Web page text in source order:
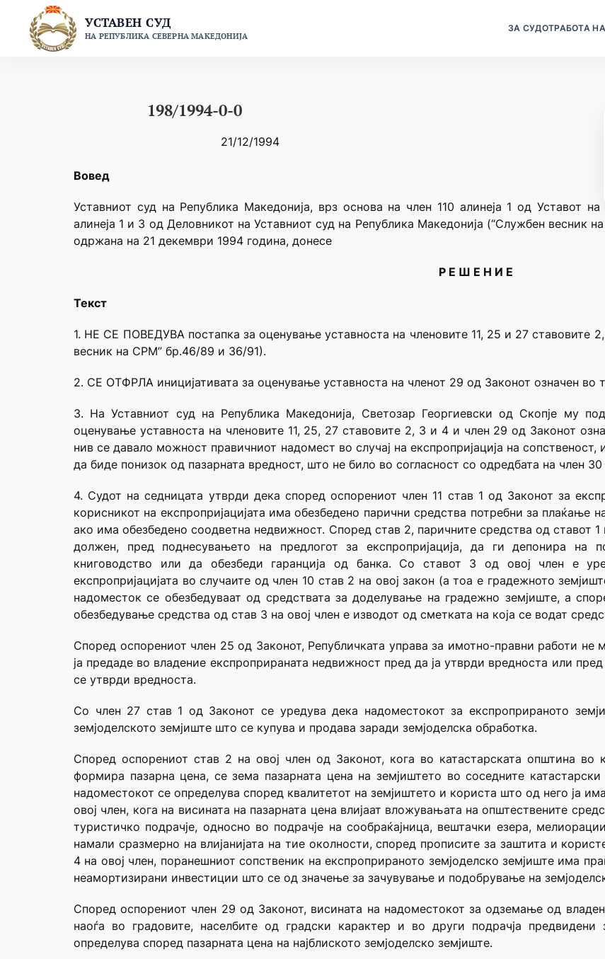
content
УСТАВЕН СУД
НА РЕПУБЛИКА СЕВЕРНА МАКЕДОНИЈА
ЗА СУДОТРАБОТА
198/1994-0-0
21/12/1994
Вовед
Уставниот суд на Република Македонија, врз основа на член 110 алинеја 1 од Уставот
алинеја 1 и 3 од Деловникот на Уставниот суд на Република Македонија (“Службен весник
одржана на 21 декември 1994 година, донесе
Р Е Ш Е Н И Е
Текст
1. НЕ СЕ ПОВЕДУВА постапка за оценување уставноста на членовите 11, 25 и 27 ставовите
весник на СРМ” бр.46/89 и 36/91).
2. СЕ ОТФРЛА иницијативата за оценување уставноста на членот 29 од Законот означен во
3. На Уставниот суд на Република Македонија, Светозар Георгиевски од Скопје му
оценување уставноста на членовите 11, 25, 27 ставовите 2, 3 и 4 и член 29 од Законот
нив се давало можност правичниот надомест во случај на експропријација на
да биде понизок од пазарната вредност, што не било во согласност со одредбата на член
4. Судот на седницата утврди дека според оспорениот член 11 став 1 од Законот за
корисникот на експропријацијата има обезбедено парични средства потребни за плаќање
ако има обезбедено соодветна недвижност. Според став 2, паричните средства од ставот 1
должен, пред поднесувањето на предлогот за експропријација, да ги депонира на
книговодство или да обезбеди гаранција од банка. Со ставот 3 од овој член е
експропријацијата во случаите од член 10 став 2 на овој закон (а тоа е градежното
надоместок се обезбедуваат од средствата за доделување на градежно земјиште, а
обезбедување средства од став 3 на овој член е изводот од сметката на која се водат
Според оспорениот член 25 од Законот, Републичката управа за имотно-правни работи не
ја предаде во владение експроприраната недвижност пред да ја утврди вредноста или
се утврди вредноста.
Со член 27 став 1 од Законот се уредува дека надоместокот за експроприраното
земјоделското земјиште што се купува и продава заради земјоделска обработка.
Според оспорениот став 2 на овој член од Законот, кога во катастарската општина во
формира пазарна цена, се зема пазарната цена на земјиштето во соседните
надоместокот се определува според квалитетот на земјиштето и користа што од него ја
овој член, кога на висината на пазарната цена влијаат вложувањата на општествените
туристичко подрачје, односно во подрачје на сообраќајница, вештачки езера,
намали сразмерно на влијанијата на тие околности, според прописите за заштита и
4 на овој член, поранешниот сопственик на експроприраното земјоделско земјиште има
неамортизирани инвестиции што се од значење за зачувување и подобрување на
Според оспорениот член 29 од Законот, висината на надоместокот за одземање од
наоѓа во градовите, населбите од градски карактер и во други подрачја
определува според пазарната цена на најблиското земјоделско земјиште.